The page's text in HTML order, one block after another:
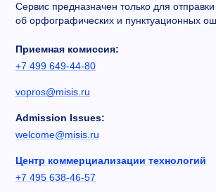
Сервис предназначен только для
об орфографических и пунктуационных
Приемная комиссия:
+7 499 649-44-80
vopros@misis.ru
Admission Issues:
welcome@misis.ru
Центр коммерциализации технологий
+7 495 638-46-57